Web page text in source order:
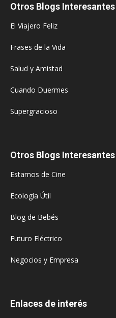
Otros Blogs Interesantes
El Viajero Feliz
Frases de la Vida
Salud y Amistad
Cuando Duermes
Supergracioso
Otros Blogs Interesantes
Estamos de Cine
Ecología Útil
Blog de Bebés
Futuro Eléctrico
Negocios y Empresa
Enlaces de interés